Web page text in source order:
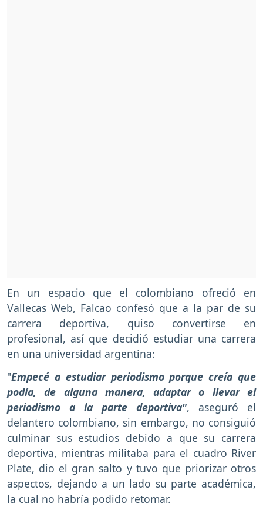
En un espacio que el colombiano ofreció en
Vallecas Web, Falcao confesó que a la par de su
carrera deportiva, quiso convertirse en
profesional, así que decidió estudiar una carrera
en una universidad argentina:
"Empecé a estudiar periodismo porque creía que
podía, de alguna manera, adaptar o llevar el
periodismo a la parte deportiva", aseguró el
delantero colombiano, sin embargo, no consiguió
culminar sus estudios debido a que su carrera
deportiva, mientras militaba para el cuadro River
Plate, dio el gran salto y tuvo que priorizar otros
aspectos, dejando a un lado su parte académica,
la cual no habría podido retomar.